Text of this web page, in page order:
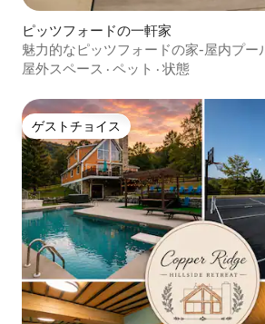
ピッツフォードの一軒家
魅力的なピッツフォードの家-屋内プー
屋外スペース · ペット · 状態
ゲストチョイス
ゲストチョイス